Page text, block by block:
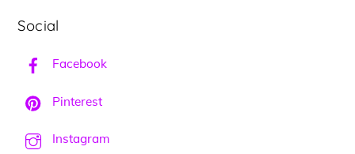
Social
Facebook
Pinterest
Instagram